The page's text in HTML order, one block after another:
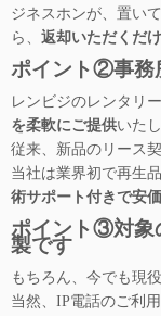
ジネスホンが、置い
ら、 返却いただくだ
ポイント②事務
レンビジのレンタリ
を柔軟にご提供いた
従来、新品のリース
当社は業界初で再生
術サポート付きで安
ポイント③対象
製です
もちろん、今でも現
当然、IP電話のご利